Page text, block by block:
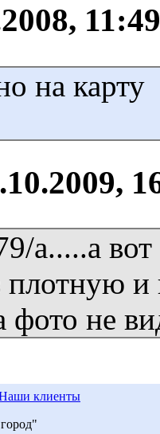
на карту
а.....а вот
и
фото не
клиенты